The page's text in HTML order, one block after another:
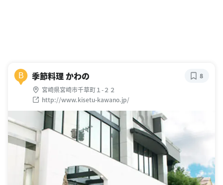
B 季節料理 かわの
宮崎県宮崎市千草町１-２２
http://www.kisetu-kawano.jp/
8